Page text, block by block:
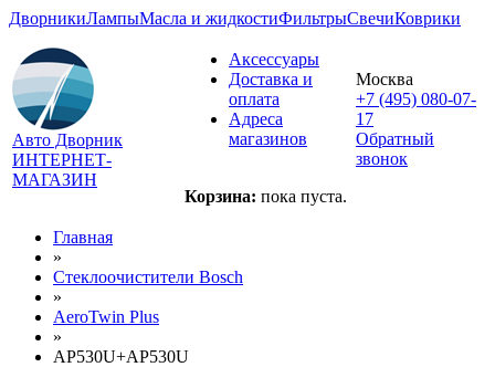
ДворникиЛампыМасла и жидкостиФильтрыСвечиКоврики
Авто Дворник
ИНТЕРНЕТ-
МАГАЗИН
Аксессуары
Доставка и
оплата
Адреса
магазинов
Корзина: пока пуста.
Москва
+7 (495) 080-07-
17
Обратный
звонок
Главная
»
Стеклоочистители Bosch
»
AeroTwin Plus
»
AP530U+AP530U